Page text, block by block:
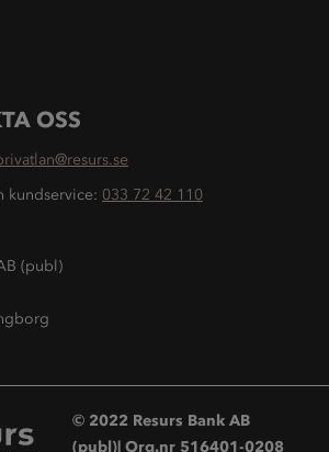
OSS
kundservice: 033 72 42 110
(publ)
© 2022 Resurs Bank AB
(publ)| Org.nr 516401-0208